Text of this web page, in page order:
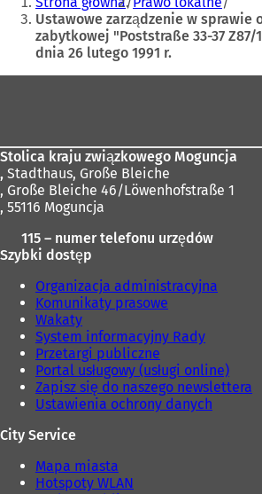
tutaj:Ustawowe zarządzenie w sprawie
zabytkowej "Poststraße 33-37 Z87/
dnia 26 lutego 1991 r.
Stolica kraju związkowego Moguncja
, Stadthaus, Große Bleiche
, Große Bleiche 46/Löwenhofstraße 1
, 55116 Moguncja
115 – numer telefonu urzędów
Szybki dostęp
Organizacja administracyjna
Komunikaty prasowe
Wakaty
System informacyjny Rady
Przetargi publiczne
Portal usługowy (usługi online)
Zapisz się do naszego newslettera
Ustawienia ochrony danych
City Service
Mapa miasta
Hotspoty WLAN